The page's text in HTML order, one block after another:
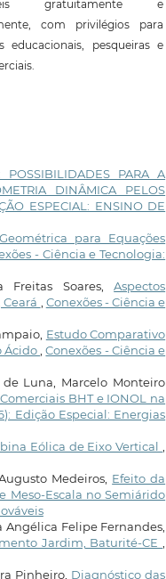
gratuitamente e
com privilégios para
educacionais, pesqueiras e
PARA A
DINÂMICA PELOS
ESPECIAL: ENSINO DE
para Equações
- Ciência e Tecnologia:
Freitas Soares,Aspectos
, Conexões - Ciência e
Estudo Comparativo
Ácido,Conexões - Ciência e
Luna, Marcelo Monteiro
BHT e IONOL na
Edição Especial: Energias
Eólica de Eixo Vertical,
Medeiros, Efeito da
Meso-Escala no Semiárido
Angélica Felipe Fernandes,
Jardim, Baturité-CE,
Pinheiro, Diagnóstico das